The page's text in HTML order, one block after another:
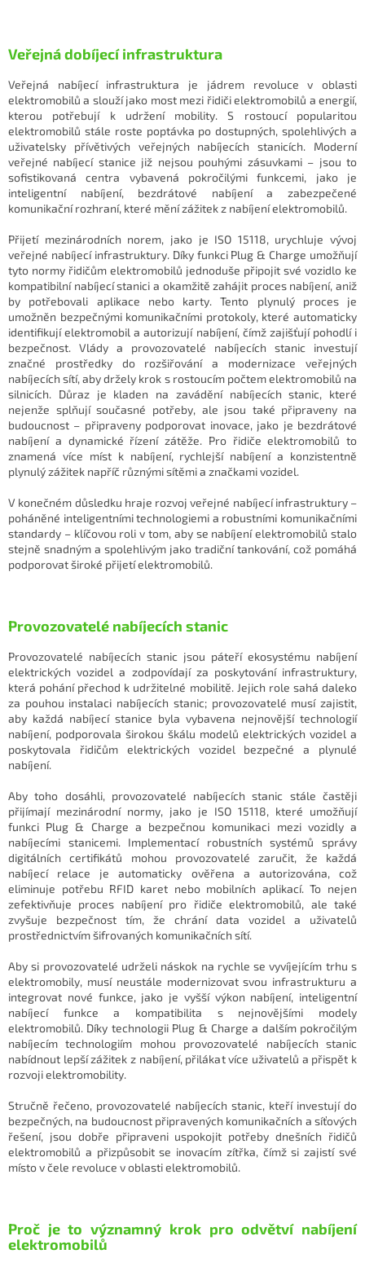
Veřejná dobíjecí infrastruktura
Veřejná nabíjecí infrastruktura je jádrem revoluce v oblasti
elektromobilů a slouží jako most mezi řidiči elektromobilů a energií,
kterou potřebují k udržení mobility. S rostoucí popularitou
elektromobilů stále roste poptávka po dostupných, spolehlivých a
uživatelsky přívětivých veřejných nabíjecích stanicích. Moderní
veřejné nabíjecí stanice již nejsou pouhými zásuvkami – jsou to
sofistikovaná centra vybavená pokročilými funkcemi, jako je
inteligentní nabíjení, bezdrátové nabíjení a zabezpečené
komunikační rozhraní, které mění zážitek z nabíjení elektromobilů.
Přijetí mezinárodních norem, jako je ISO 15118, urychluje vývoj
veřejné nabíjecí infrastruktury. Díky funkci Plug & Charge umožňují
tyto normy řidičům elektromobilů jednoduše připojit své vozidlo ke
kompatibilní nabíjecí stanici a okamžitě zahájit proces nabíjení, aniž
by potřebovali aplikace nebo karty. Tento plynulý proces je
umožněn bezpečnými komunikačními protokoly, které automaticky
identifikují elektromobil a autorizují nabíjení, čímž zajišťují pohodlí i
bezpečnost. Vlády a provozovatelé nabíjecích stanic investují
značné prostředky do rozšiřování a modernizace veřejných
nabíjecích sítí, aby držely krok s rostoucím počtem elektromobilů na
silnicích. Důraz je kladen na zavádění nabíjecích stanic, které
nejenže splňují současné potřeby, ale jsou také připraveny na
budoucnost – připraveny podporovat inovace, jako je bezdrátové
nabíjení a dynamické řízení zátěže. Pro řidiče elektromobilů to
znamená více míst k nabíjení, rychlejší nabíjení a konzistentně
plynulý zážitek napříč různými sítěmi a značkami vozidel.
V konečném důsledku hraje rozvoj veřejné nabíjecí infrastruktury –
poháněné inteligentními technologiemi a robustními komunikačními
standardy – klíčovou roli v tom, aby se nabíjení elektromobilů stalo
stejně snadným a spolehlivým jako tradiční tankování, což pomáhá
podporovat široké přijetí elektromobilů.
Provozovatelé nabíjecích stanic
Provozovatelé nabíjecích stanic jsou páteří ekosystému nabíjení
elektrických vozidel a zodpovídají za poskytování infrastruktury,
která pohání přechod k udržitelné mobilitě. Jejich role sahá daleko
za pouhou instalaci nabíjecích stanic; provozovatelé musí zajistit,
aby každá nabíjecí stanice byla vybavena nejnovější technologií
nabíjení, podporovala širokou škálu modelů elektrických vozidel a
poskytovala řidičům elektrických vozidel bezpečné a plynulé
nabíjení.
Aby toho dosáhli, provozovatelé nabíjecích stanic stále častěji
přijímají mezinárodní normy, jako je ISO 15118, které umožňují
funkci Plug & Charge a bezpečnou komunikaci mezi vozidly a
nabíjecími stanicemi. Implementací robustních systémů správy
digitálních certifikátů mohou provozovatelé zaručit, že každá
nabíjecí relace je automaticky ověřena a autorizována, což
eliminuje potřebu RFID karet nebo mobilních aplikací. To nejen
zefektivňuje proces nabíjení pro řidiče elektromobilů, ale také
zvyšuje bezpečnost tím, že chrání data vozidel a uživatelů
prostřednictvím šifrovaných komunikačních sítí.
Aby si provozovatelé udrželi náskok na rychle se vyvíjejícím trhu s
elektromobily, musí neustále modernizovat svou infrastrukturu a
integrovat nové funkce, jako je vyšší výkon nabíjení, inteligentní
nabíjecí funkce a kompatibilita s nejnovějšími modely
elektromobilů. Díky technologii Plug & Charge a dalším pokročilým
nabíjecím technologiím mohou provozovatelé nabíjecích stanic
nabídnout lepší zážitek z nabíjení, přilákat více uživatelů a přispět k
rozvoji elektromobility.
Stručně řečeno, provozovatelé nabíjecích stanic, kteří investují do
bezpečných, na budoucnost připravených komunikačních a síťových
řešení, jsou dobře připraveni uspokojit potřeby dnešních řidičů
elektromobilů a přizpůsobit se inovacím zítřka, čímž si zajistí své
místo v čele revoluce v oblasti elektromobilů.
Proč je to významný krok pro odvětví nabíjení
elektromobilů